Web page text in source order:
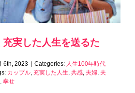
実した人生を送るた
6th, 2023 Categories: 人生100年時代
カップル, 充実した人生, 共感, 夫婦, 夫
, 幸せ